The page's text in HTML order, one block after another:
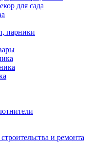
для сада
парники
и ремонта